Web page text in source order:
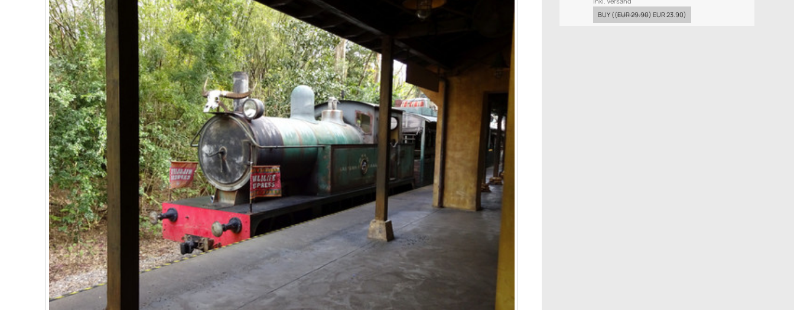
BUY ((EUR 29.90) EUR 23.90)